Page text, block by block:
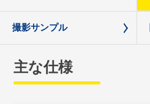
撮影サンプル
主な仕様